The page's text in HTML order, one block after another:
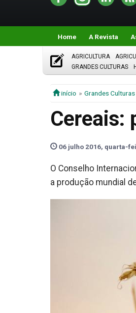
Home A Revista
AGRICULTURA
GRANDES CULTURAS
início Grandes Culturas
Cereais:
06 julho 2016, quarta-
O Conselho
a produção mundial